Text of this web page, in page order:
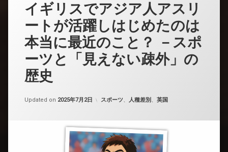
イギリスでアジア人アスリ
ートが活躍しはじめたのは
本当に最近のこと？ －スポ
ーツと「見えない疎外」の
歴史
Updated on 2025年7月2日 カテゴリー:
スポーツ、 人種差別 、 英国